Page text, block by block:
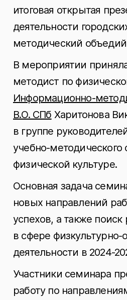
итоговая открытая
деятельности
методический
В мероприятии
методист по
Информационно-
В.О. СПб Харитонова
в группе
учебно-
физической культуре.
Основная задача
новых направлений
успехов, а также
в сфере физкультурно-
деятельности в 2024-
Участники семинара
работу по